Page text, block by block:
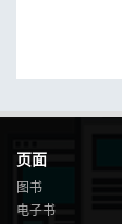
页面
图书
电子书